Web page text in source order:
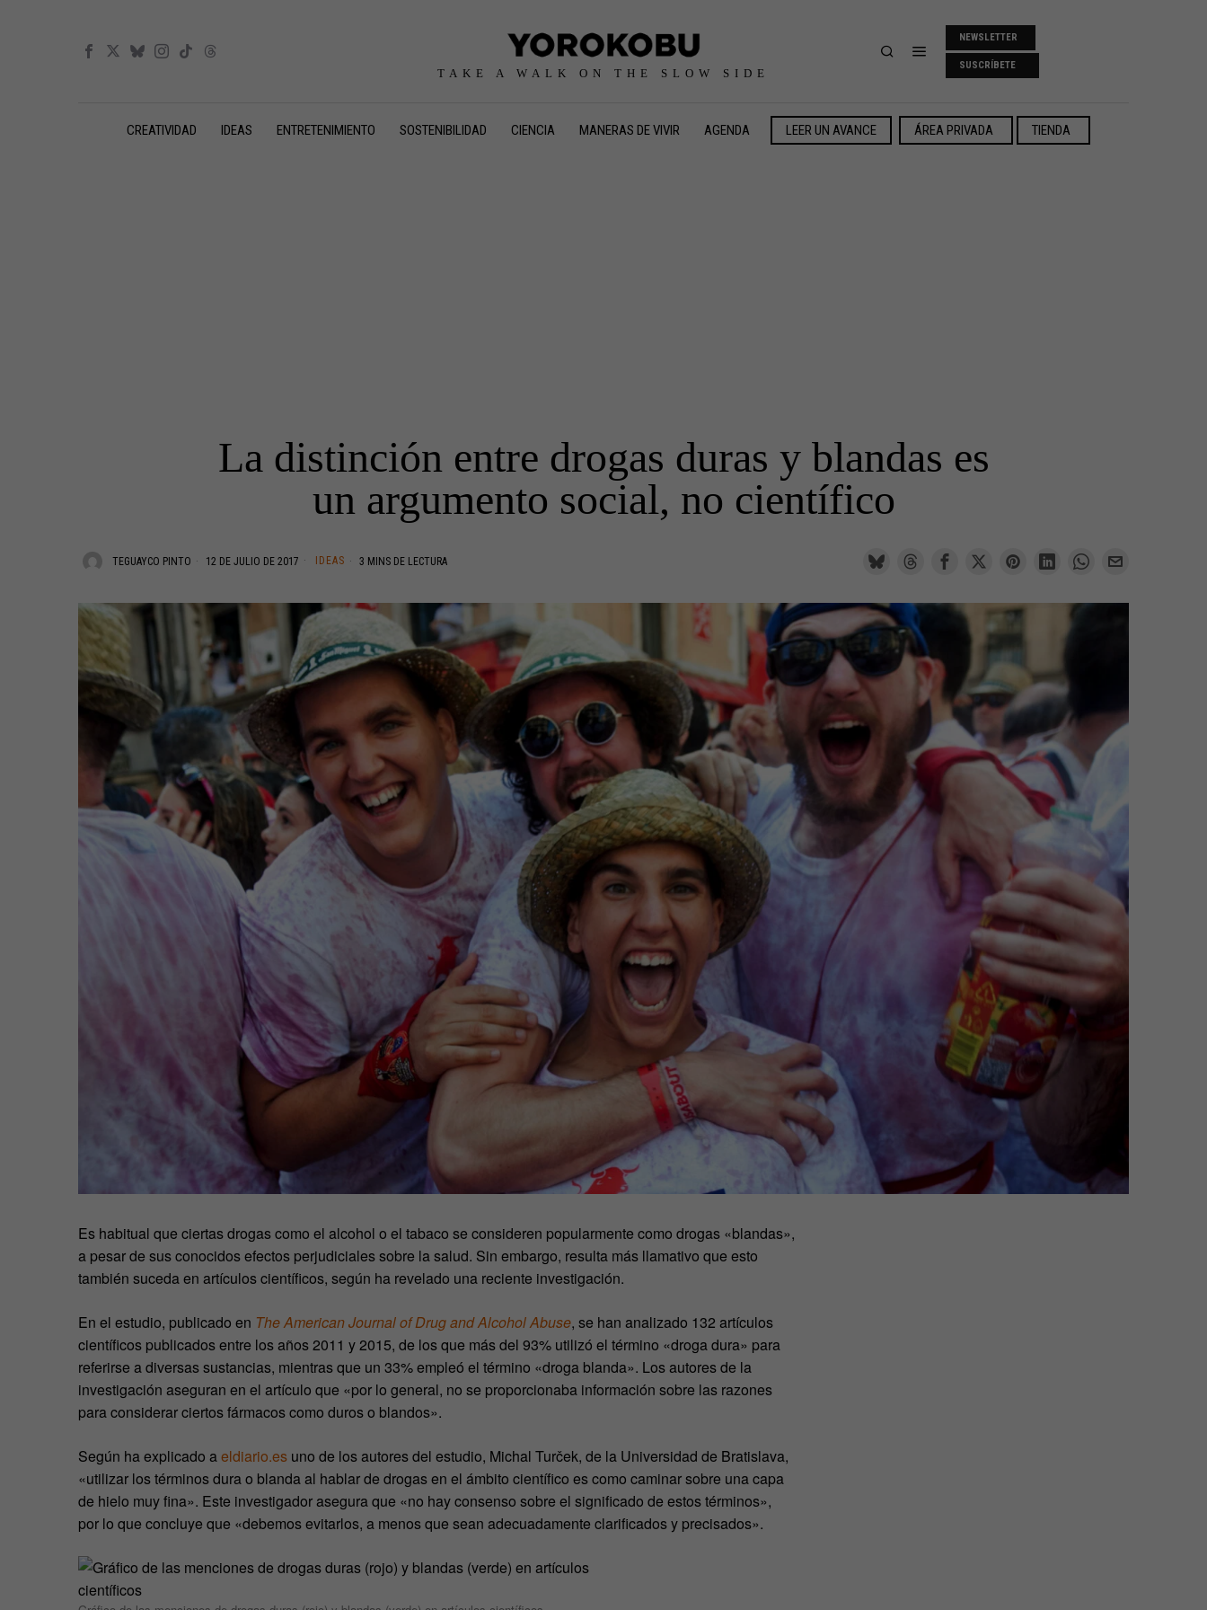
TAKE A WALK ON THE SLOW SIDE
NEWSLETTER
SUSCRÍBETE
CREATIVIDAD IDEAS ENTRETENIMIENTO SOSTENIBILIDAD CIENCIA MANERAS DE VIVIR AGENDA LEER UN AVANCE ÁREA PRIVADA TIENDA
La distinción entre drogas duras y blandas es
un argumento social, no científico
TEGUAYCO PINTO 12 DE JULIO DE 2017 IDEAS 3 MINS DE LECTURA
Es habitual que ciertas drogas como el alcohol o el tabaco se consideren popularmente como drogas «blandas»,
a pesar de sus conocidos efectos perjudiciales sobre la salud. Sin embargo, resulta más llamativo que esto
también suceda en artículos científicos, según ha revelado una reciente investigación.
En el estudio, publicado en The American Journal of Drug and Alcohol Abuse, se han analizado 132 artículos
científicos publicados entre los años 2011 y 2015, de los que más del 93% utilizó el término «droga dura» para
referirse a diversas sustancias, mientras que un 33% empleó el término «droga blanda». Los autores de la
investigación aseguran en el artículo que «por lo general, no se proporcionaba información sobre las razones
para considerar ciertos fármacos como duros o blandos».
Según ha explicado aeldiario.es uno de los autores del estudio, Michal Turček, de la Universidad de Bratislava,
«utilizar los términos dura o blanda al hablar de drogas en el ámbito científico es como caminar sobre una capa
de hielo muy fina». Este investigador asegura que «no hay consenso sobre el significado de estos términos»,
por lo que concluye que «debemos evitarlos, a menos que sean adecuadamente clarificados y precisados».